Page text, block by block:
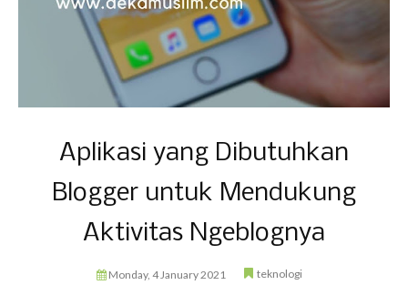
Aplikasi yang Dibutuhkan
Blogger untuk Mendukung
Aktivitas Ngeblognya
Monday, 4 January 2021 teknologi